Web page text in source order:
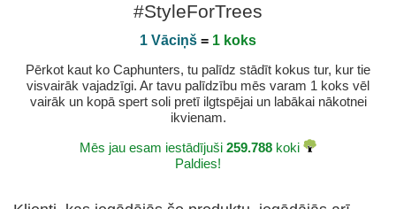
#StyleForTrees
1 Vāciņš = 1 koks
Pērkot kaut ko Caphunters, tu palīdz stādīt kokus tur, kur tie
visvairāk vajadzīgi. Ar tavu palīdzību mēs varam 1 koks vēl
vairāk un kopā spert soli pretī ilgtspējai un labākai nākotnei
ikvienam.
Mēs jau esam iestādījuši 259.788 koki
Paldies!